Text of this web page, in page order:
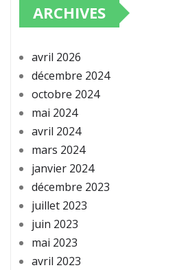
ARCHIVES
avril 2026
décembre 2024
octobre 2024
mai 2024
avril 2024
mars 2024
janvier 2024
décembre 2023
juillet 2023
juin 2023
mai 2023
avril 2023